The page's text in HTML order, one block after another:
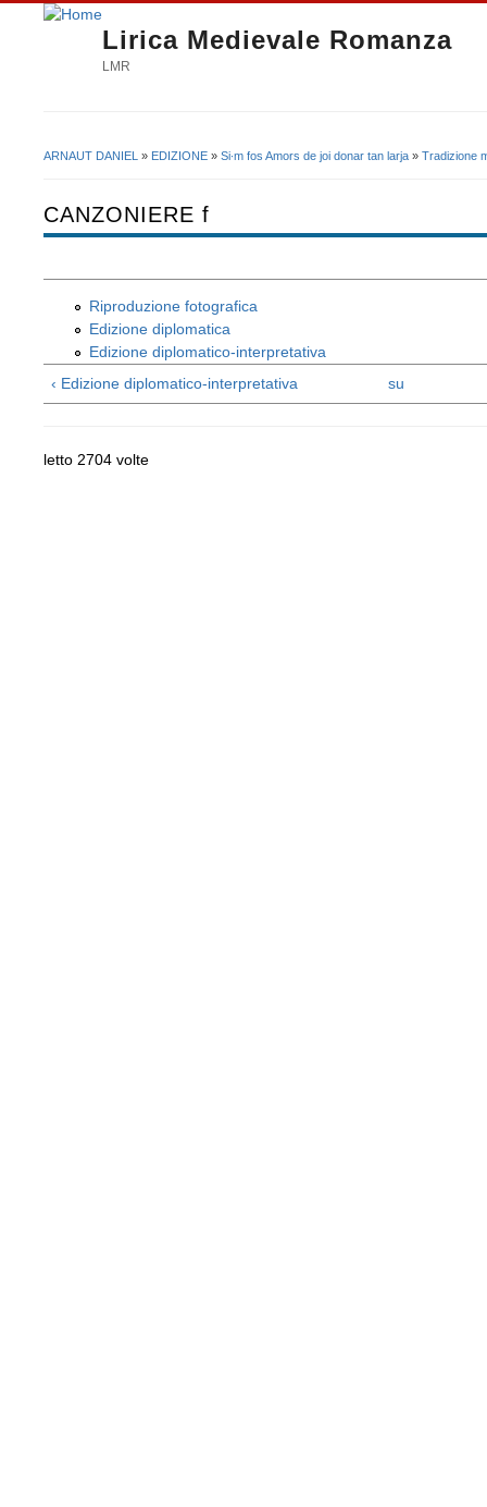
Lirica Medievale Romanza
LMR
ARNAUT DANIEL » EDIZIONE » Si∙m fos Amors de joi donar tan larja » Tradizione
CANZONIERE f
Riproduzione fotografica
Edizione diplomatica
Edizione diplomatico-interpretativa
‹ Edizione diplomatico-interpretativa
su
letto 2704 volte